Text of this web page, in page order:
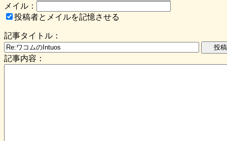
メイル：
投稿者とメイルを記憶させる
記事タイトル：
記事内容：